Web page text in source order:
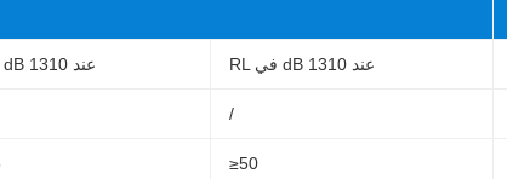
IL في dB عند 1310 RL في dB عند 1310
/
≥50